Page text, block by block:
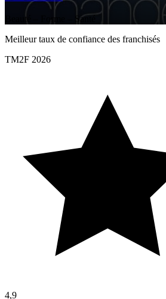
Beauté – Forme – Santé
Meilleur taux de confiance des franchisés
TM2F 2026
4,9